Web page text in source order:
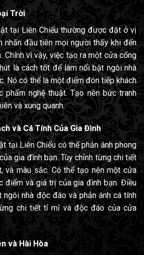
Trời
tại Liên Chiểu thường được đặt ở vị
nhấn đầu tiên mọi người thấy khi đến
Chính vì vậy, việc tạo ra một cửa cổng
là cách tốt để làm nổi bật ngôi nhà
Nó có thể là một điểm đón tiếp khách
phẩm nghệ thuật. Tạo nên bức tranh
và xung quanh.
và Cá Tính Của Gia Đình
tại Liên Chiểu có thể phản ánh phong
gia đình bạn. Tùy chỉnh từng chi tiết
và màu sắc. Có thể tạo nên một cửa
điểm và giá trị của gia đình bạn. Điều
ngôi nhà độc đáo và phản ánh cá tính
chi tiết tỉ mỉ và độc đáo của cửa
và Hài Hòa